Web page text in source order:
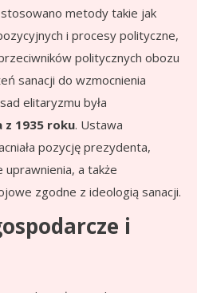
metody takie jak
i procesy polityczne,
politycznych obozu
sanacji do wzmocnienia
elitaryzmu była
1935 roku. Ustawa
pozycję prezydenta,
a także
zgodne z ideologią sanacji.
i